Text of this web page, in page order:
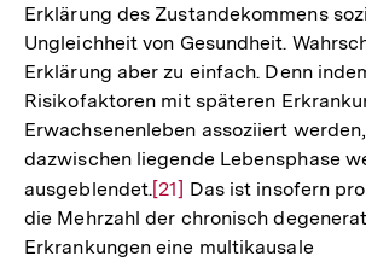
Erklärung des Zustandekommens
Ungleichheit von Gesundheit.
Erklärung aber zu einfach. Denn
Risikofaktoren mit späteren
Erwachsenenleben assoziiert
dazwischen liegende Lebensphase
ausgeblendet.Zur
Auflösung
der
[21] Das ist insofern
die Mehrzahl der chronisch
Erkrankungen eine multikausale